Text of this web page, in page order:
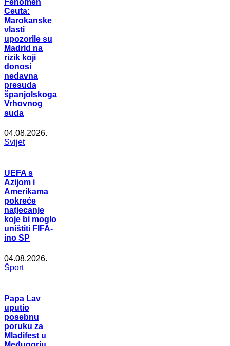
Fenomen
Ceuta:
Marokanske
vlasti
upozorile su
Madrid na
rizik koji
donosi
nedavna
presuda
španjolskoga
Vrhovnog
suda
04.08.2026.
Svijet
UEFA s
Azijom i
Amerikama
pokreće
natjecanje
koje bi moglo
uništiti FIFA-
ino SP
04.08.2026.
Šport
Papa Lav
uputio
posebnu
poruku za
Mladifest u